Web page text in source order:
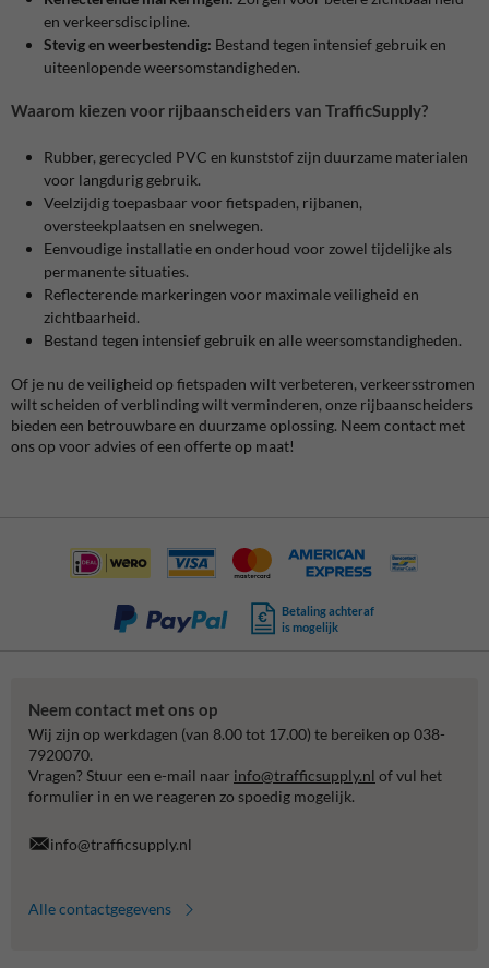
en verkeersdiscipline.
Stevig en weerbestendig: Bestand tegen intensief gebruik en
uiteenlopende weersomstandigheden.
Waarom kiezen voor rijbaanscheiders van TrafficSupply?
Rubber, gerecycled PVC en kunststof zijn duurzame materialen
voor langdurig gebruik.
Veelzijdig toepasbaar voor fietspaden, rijbanen,
oversteekplaatsen en snelwegen.
Eenvoudige installatie en onderhoud voor zowel tijdelijke als
permanente situaties.
Reflecterende markeringen voor maximale veiligheid en
zichtbaarheid.
Bestand tegen intensief gebruik en alle weersomstandigheden.
Of je nu de veiligheid op fietspaden wilt verbeteren, verkeersstromen
wilt scheiden of verblinding wilt verminderen, onze rijbaanscheiders
bieden een betrouwbare en duurzame oplossing. Neem contact met
ons op voor advies of een offerte op maat!
Betaling achteraf
is mogelijk
Neem contact met ons op
Wij zijn op werkdagen (van 8.00 tot 17.00) te bereiken op 038-
7920070.
Vragen? Stuur een e-mail naar info@trafficsupply.nl of vul het
formulier in en we reageren zo spoedig mogelijk.
info@trafficsupply.nl
Alle contactgegevens